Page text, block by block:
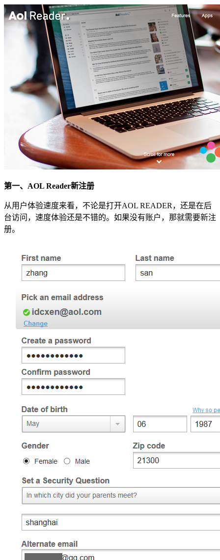
第一、AOL Reader新注册
从用户体验速度来看，不论是打开AOL READER，还是在后
台访问，速度体验还是不错的。如果没有账户，那就需要新注
册。